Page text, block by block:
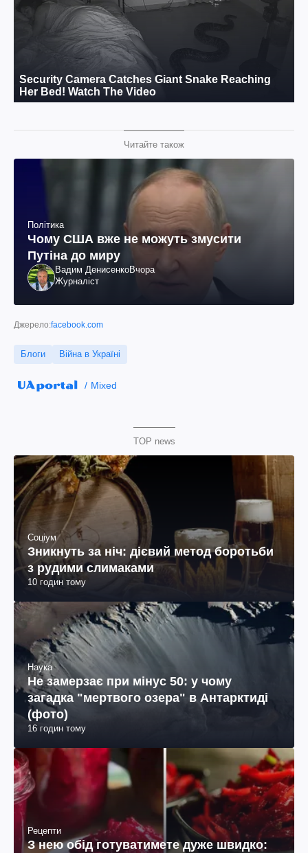
Читайте також
Політика
Чому США вже не можуть змусити
Путіна до миру
Вадим ДенисенкоВчора
Журналіст
Джерело:facebook.com
Блоги Війна в Україні
Mixed
TOP news
Соціум
Зникнуть за ніч: дієвий метод боротьби
з рудими слимаками
10 годин тому
Наука
Не замерзає при мінус 50: у чому
загадка "мертвого озера" в Антарктиді
(фото)
16 годин тому
Рецепти
З нею обід готуватимете дуже швидко: